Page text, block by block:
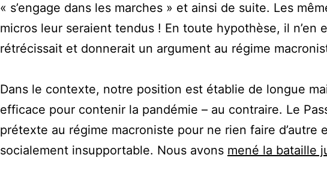
« s’engage dans les marches » et ainsi de suite. Les
micros leur seraient tendus ! En toute hypothèse, il
rétrécissait et donnerait un argument au régime
Dans le contexte, notre position est établie de longue
efficace pour contenir la pandémie – au contraire. Le
prétexte au régime macroniste pour ne rien faire
socialement insupportable. Nous avons mené la bataille